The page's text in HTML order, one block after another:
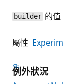
builder 的值
屬性
例外狀況